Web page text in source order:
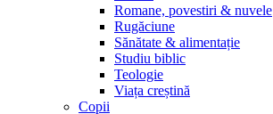
Romane, povestiri & nuvele
Rugăciune
Sănătate & alimentație
Studiu biblic
Teologie
Viața creștină
Copii